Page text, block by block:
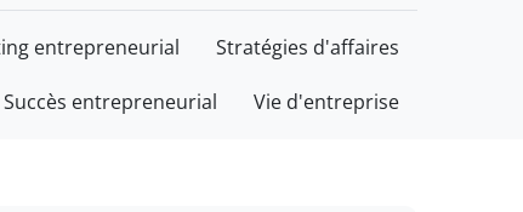
entrepreneurial Stratégies d'affaires
Succès entrepreneurial Vie d'entreprise